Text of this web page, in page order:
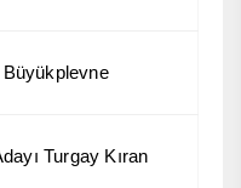
Büyükplevne
Turgay Kıran